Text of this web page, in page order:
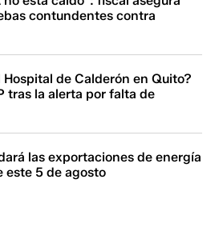
contundentes contra
Hospital de Calderón en Quito?
tras la alerta por falta de
las exportaciones de energía
este 5 de agosto